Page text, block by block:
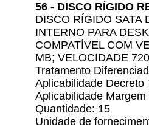
56 - DISCO RÍGIDO
DISCO RÍGIDO SATA
INTERNO PARA
COMPATÍVEL COM
MB; VELOCIDADE
Tratamento
Aplicabilidade Decreto
Aplicabilidade
Quantidade: 15
Unidade de